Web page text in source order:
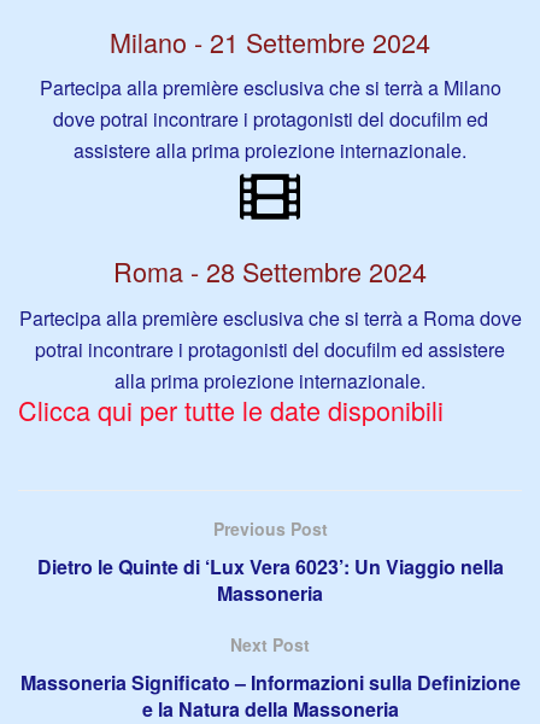
Milano - 21 Settembre 2024
Partecipa alla première esclusiva che si terrà a Milano
dove potrai incontrare i protagonisti del docufilm ed
assistere alla prima proiezione internazionale.
Roma - 28 Settembre 2024
Partecipa alla première esclusiva che si terrà a Roma dove
potrai incontrare i protagonisti del docufilm ed assistere
alla prima proiezione internazionale.
Clicca qui per tutte le date disponibili
Previous Post
Dietro le Quinte di ‘Lux Vera 6023’: Un Viaggio nella
Massoneria
Next Post
Massoneria Significato – Informazioni sulla Definizione
e la Natura della Massoneria